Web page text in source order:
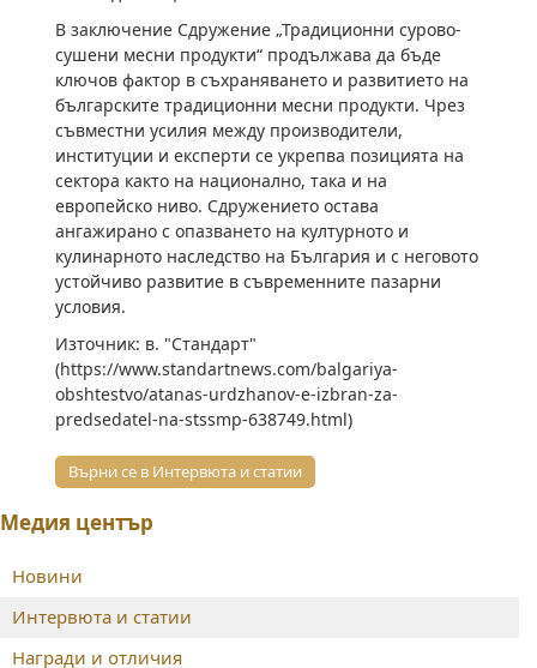
В заключение Сдружение „Традиционни сурово-
сушени месни продукти“ продължава да бъде
ключов фактор в съхраняването и развитието на
българските традиционни месни продукти. Чрез
съвместни усилия между производители,
институции и експерти се укрепва позицията на
сектора както на национално, така и на
европейско ниво. Сдружението остава
ангажирано с опазването на културното и
кулинарното наследство на България и с неговото
устойчиво развитие в съвременните пазарни
условия.
Източник: в. "Стандарт"
(https://www.standartnews.com/balgariya-
obshtestvo/atanas-urdzhanov-e-izbran-za-
predsedatel-na-stssmp-638749.html)
Върни се в Интервюта и статии
Медия център
Новини
Интервюта и статии
Награди и отличия